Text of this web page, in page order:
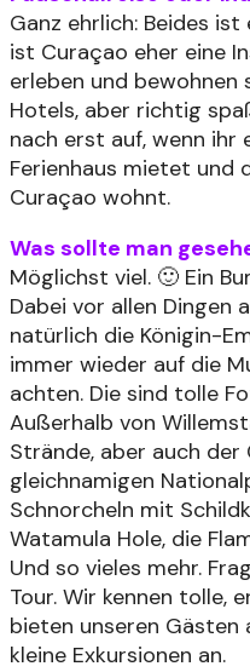
Ganz ehrlich: Beides
ist Curaçao eher eine
erleben und
Hotels, aber richtig
nach erst auf, wenn
Ferienhaus mietet und
Curaçao wohnt.
Was sollte man
Möglichst viel. 🙂 Ein
Dabei vor allen Dingen
natürlich die Königin-
immer wieder auf die
achten. Die sind tolle
Außerhalb von
Strände, aber auch
gleichnamigen
Schnorcheln mit
Watamula Hole, die
Und so vieles mehr.
Tour. Wir kennen tolle,
bieten unseren Gästen
kleine Exkursionen an.